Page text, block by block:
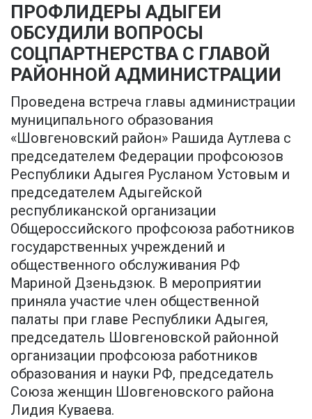
ПРОФЛИДЕРЫ АДЫГЕИ
ОБСУДИЛИ ВОПРОСЫ
СОЦПАРТНЕРСТВА С ГЛАВОЙ
РАЙОННОЙ АДМИНИСТРАЦИИ
Проведена встреча главы администрации
муниципального образования
«Шовгеновский район» Рашида Аутлева с
председателем Федерации профсоюзов
Республики Адыгея Русланом Устовым и
председателем Адыгейской
республиканской организации
Общероссийского профсоюза работников
государственных учреждений и
общественного обслуживания РФ
Мариной Дзеньдзюк. В мероприятии
приняла участие член общественной
палаты при главе Республики Адыгея,
председатель Шовгеновской районной
организации профсоюза работников
образования и науки РФ, председатель
Союза женщин Шовгеновского района
Лидия Куваева.